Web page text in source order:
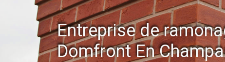
Entreprise de
Domfront En